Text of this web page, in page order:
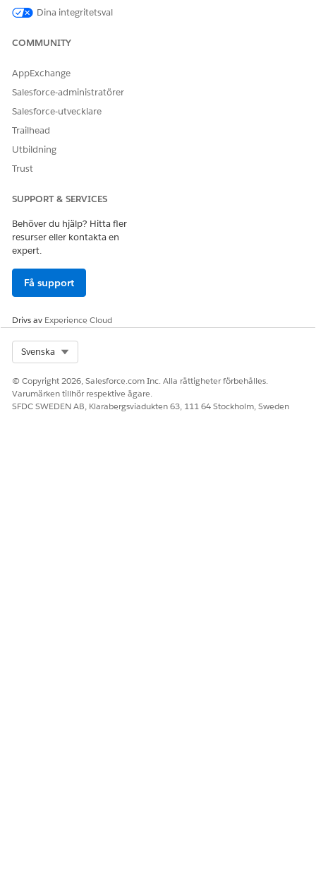
Dina integritetsval
COMMUNITY
AppExchange
Salesforce-administratörer
Salesforce-utvecklare
Trailhead
Utbildning
Trust
SUPPORT & SERVICES
Behöver du hjälp? Hitta fler
resurser eller kontakta en
expert.
Få support
Drivs av Experience Cloud
Svenska
© Copyright 2026, Salesforce.com Inc. Alla rättigheter förbehålles.
Varumärken tillhör respektive ägare.
SFDC SWEDEN AB, Klarabergsviadukten 63, 111 64 Stockholm, Sweden